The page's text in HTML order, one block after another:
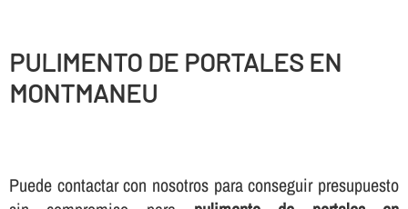
PULIMENTO DE PORTALES EN
MONTMANEU
Puede contactar con nosotros para conseguir presupuesto